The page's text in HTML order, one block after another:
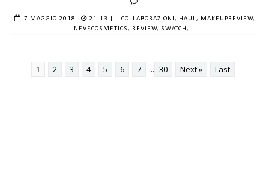
7 MAGGIO 2018 21:13 | COLLABORAZIONI, HAUL,
MAKEUPREVIEW,
NEVECOSMETICS,
REVIEW, SWATCH,
1 2 3 4 5 6 7 ... 30 Next » Last